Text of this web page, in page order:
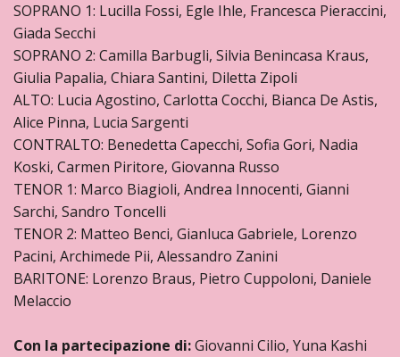
SOPRANO 1: Lucilla Fossi, Egle Ihle, Francesca Pieraccini,
Giada Secchi
SOPRANO 2: Camilla Barbugli, Silvia Benincasa Kraus,
Giulia Papalia, Chiara Santini, Diletta Zipoli
ALTO: Lucia Agostino, Carlotta Cocchi, Bianca De Astis,
Alice Pinna, Lucia Sargenti
CONTRALTO: Benedetta Capecchi, Sofia Gori, Nadia
Koski, Carmen Piritore, Giovanna Russo
TENOR 1: Marco Biagioli, Andrea Innocenti, Gianni
Sarchi, Sandro Toncelli
TENOR 2: Matteo Benci, Gianluca Gabriele, Lorenzo
Pacini, Archimede Pii, Alessandro Zanini
BARITONE: Lorenzo Braus, Pietro Cuppoloni, Daniele
Melaccio
Con la partecipazione di:Giovanni Cilio, Yuna Kashi